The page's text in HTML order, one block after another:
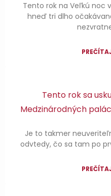
Tento rok na Veľkú noc
hneď tri dlho
Tento rok sa
Medzinárodných
Je to takmer
odvtedy, čo sa tam po